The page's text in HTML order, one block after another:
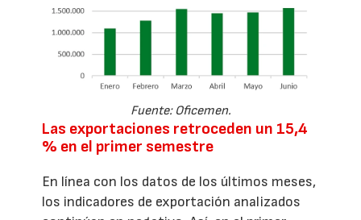
Fuente: Oficemen.
Las exportaciones retroceden un 15,4
% en el primer semestre
En línea con los datos de los últimos meses,
los indicadores de exportación analizados